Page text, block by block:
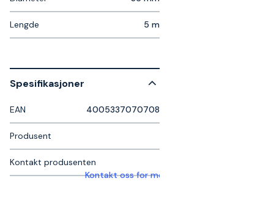
Lengde 5 m
Spesifikasjoner
EAN 4005337070708
Produsent
Kontakt produsenten
Kontakt oss for mer informasjon